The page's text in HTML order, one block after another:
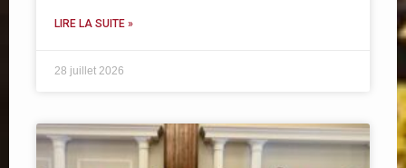
LIRE LA SUITE »
28 juillet 2026